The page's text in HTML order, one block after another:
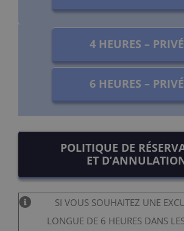
4 HEURES – PRIVÉ
6 HEURES – PRIVÉ
POLITIQUE DE
ET
SI VOUS SOUHAITEZ UNE
LONGUE DE 6 HEURES DANS